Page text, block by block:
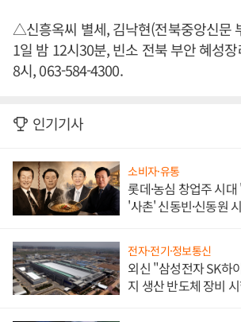
△신흥옥씨 별세, 김낙현(전북중앙신문
1일 밤 12시30분, 빈소 전북 부안 혜성
8시, 063-584-4300.
인기기사
소비자·유통
롯데·농심 창업주 시
'사촌' 신동빈·신동원
전자·전기·정보통신
외신 "삼성전자 SK하
지 생산 반도체 장비